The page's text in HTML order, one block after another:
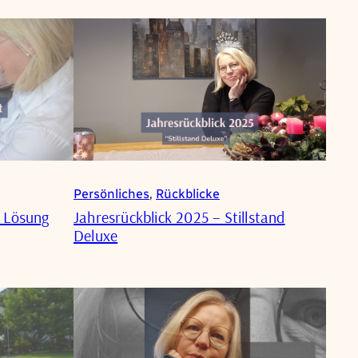
Persönliches, Rückblicke
Jahresrückblick 2025 – Stillstand
Deluxe